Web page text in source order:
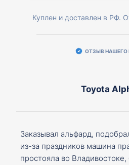
Куплен и доставлен в РФ.
ОТЗЫВ НАШЕГО
Toyota
Заказывал альфард,
из-за праздников машина
простояла во